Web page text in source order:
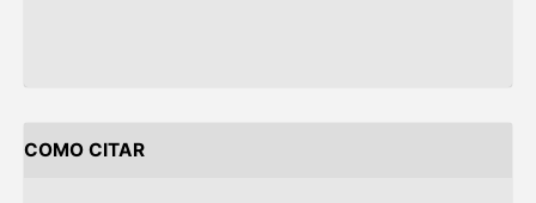
COMO CITAR